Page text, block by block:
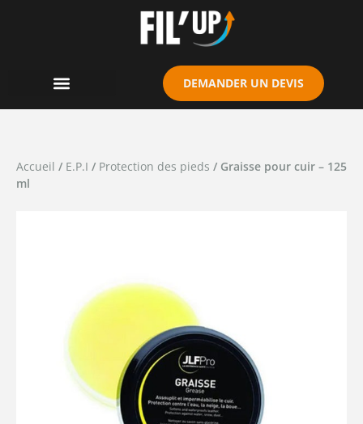
DEMANDER UN DEVIS
Accueil / E.P.I / Protection des pieds / Graisse pour cuir – 125
ml
Cookies management panel